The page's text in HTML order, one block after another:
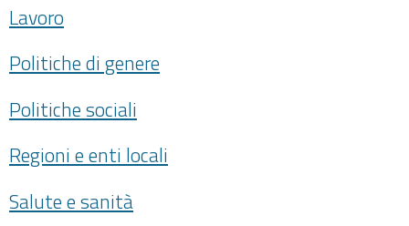
Lavoro
Politiche di genere
Politiche sociali
Regioni e enti locali
Salute e sanità